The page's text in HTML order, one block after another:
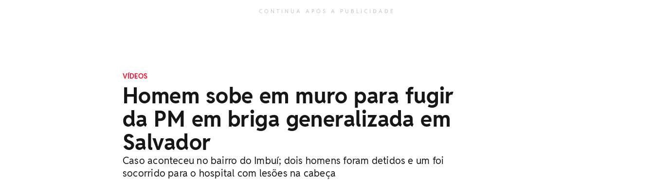
CONTINUA APÓS A PUBLICIDADE
VÍDEOS
Homem sobe em muro para fugir
da PM em briga generalizada em
Salvador
Caso aconteceu no bairro do Imbuí; dois homens foram detidos e um foi
socorrido para o hospital com lesões na cabeça